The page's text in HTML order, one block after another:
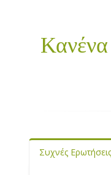
Συχνές Ερωτήσεις